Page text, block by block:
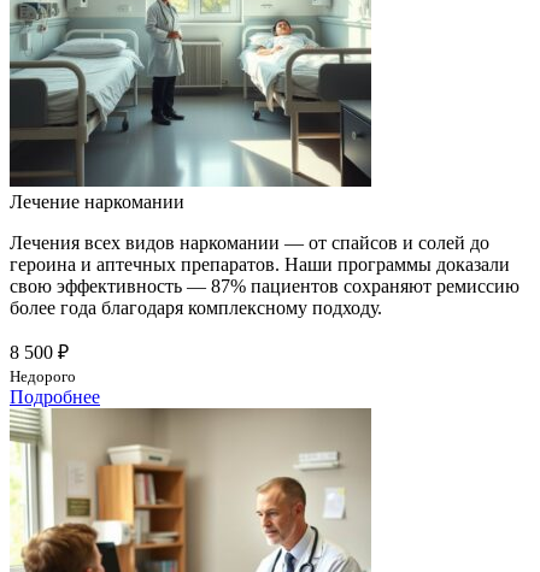
Лечение наркомании
Лечения всех видов наркомании — от спайсов и солей до
героина и аптечных препаратов. Наши программы доказали
свою эффективность — 87% пациентов сохраняют ремиссию
более года благодаря комплексному подходу.
8 500 ₽
Недорого
Подробнее